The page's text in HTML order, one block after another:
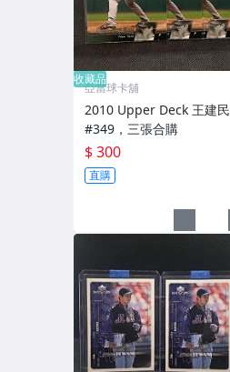
收藏品
亞當球卡舖
2010 Upper Deck 王建民
#349，三張合購
$ 300
直購